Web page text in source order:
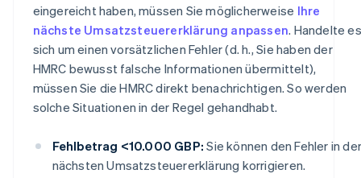
eingereicht haben, müssen Sie möglicherweise Ihre
nächste Umsatzsteuererklärung anpassen. Handelte es
sich um einen vorsätzlichen Fehler (d. h., Sie haben der
HMRC bewusst falsche Informationen übermittelt),
müssen Sie die HMRC direkt benachrichtigen. So werden
solche Situationen in der Regel gehandhabt.
Fehlbetrag <10.000 GBP: Sie können den Fehler in der
nächsten Umsatzsteuererklärung korrigieren.